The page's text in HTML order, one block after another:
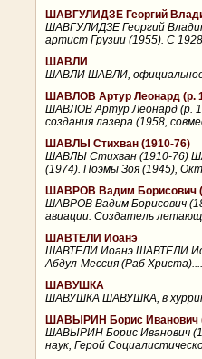
ШАВГУЛИДЗЕ Георгий
ШАВГУЛИДЗЕ Георгий
артист Грузии (1955). С
ШАВЛИ
ШАВЛИ ШАВЛИ, официальное
ШАВЛОВ Артур Леонард (р.
ШАВЛОВ Артур Леонард (р.
создания лазера (1958,
ШАВЛЫ Стихван (1910-76)
ШАВЛЫ Стихван (1910-76)
(1974). Поэмы Зоя (1945),
ШАВРОВ Вадим Борисович
ШАВРОВ Вадим Борисович
авиации. Создатель
ШАВТЕЛИ Иоанэ
ШАВТЕЛИ Иоанэ ШАВТЕЛИ
Абдул-Мессия (Раб Христа)....
ШАВУШКА
ШАВУШКА ШАВУШКА, в
ШАВЫРИН Борис Иванович
ШАВЫРИН Борис Иванович
наук, Герой